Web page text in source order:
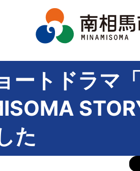
ートドラマ
た